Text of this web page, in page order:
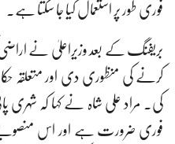
فوری طور پر استعمال کیا جا سکتا ہے۔
بریفنگ کے بعد وزیراعلیٰ نے اراضی
کرنے کی منظوری دی اور متعلقہ
کی۔ مراد علی شاہ نے کہا کہ شہری
فوری ضرورت ہے اور اس منصوبے